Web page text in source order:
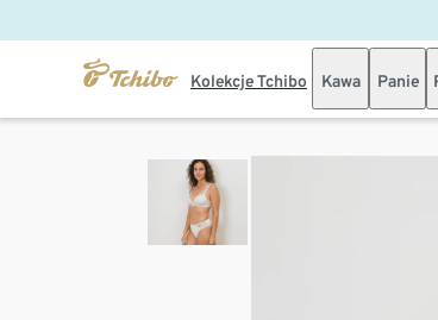
Kolekcje Tchibo Kawa Panie